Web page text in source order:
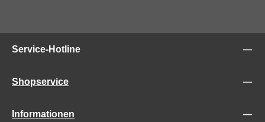
Service-Hotline
Shopservice
Informationen